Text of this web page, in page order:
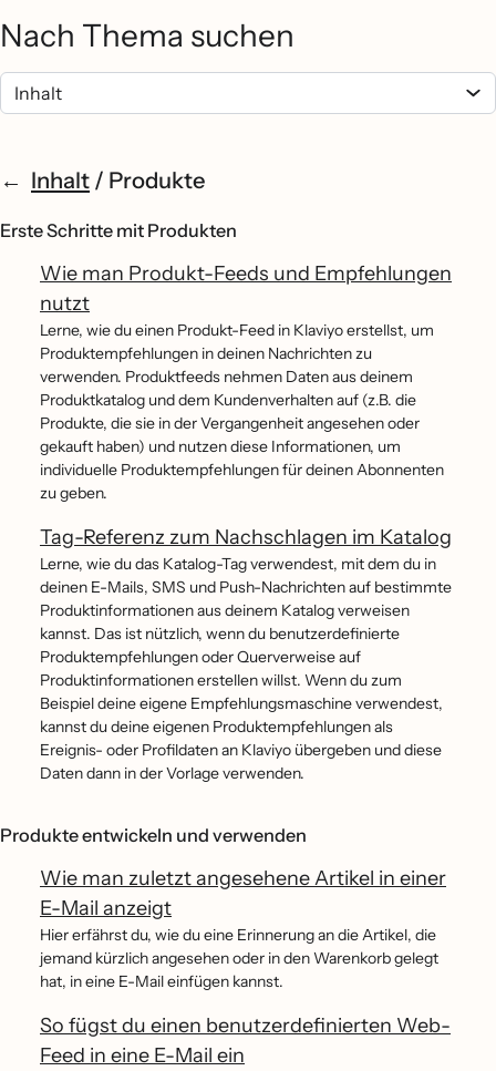
Nach Thema suchen
Inhalt / Produkte
Erste Schritte mit Produkten
Wie man Produkt-Feeds und Empfehlungen
nutzt
Lerne, wie du einen Produkt-Feed in Klaviyo erstellst, um
Produktempfehlungen in deinen Nachrichten zu
verwenden. Produktfeeds nehmen Daten aus deinem
Produktkatalog und dem Kundenverhalten auf (z.B. die
Produkte, die sie in der Vergangenheit angesehen oder
gekauft haben) und nutzen diese Informationen, um
individuelle Produktempfehlungen für deinen Abonnenten
zu geben.
Tag-Referenz zum Nachschlagen im Katalog
Lerne, wie du das Katalog-Tag verwendest, mit dem du in
deinen E-Mails, SMS und Push-Nachrichten auf bestimmte
Produktinformationen aus deinem Katalog verweisen
kannst. Das ist nützlich, wenn du benutzerdefinierte
Produktempfehlungen oder Querverweise auf
Produktinformationen erstellen willst. Wenn du zum
Beispiel deine eigene Empfehlungsmaschine verwendest,
kannst du deine eigenen Produktempfehlungen als
Ereignis- oder Profildaten an Klaviyo übergeben und diese
Daten dann in der Vorlage verwenden.
Produkte entwickeln und verwenden
Wie man zuletzt angesehene Artikel in einer
E-Mail anzeigt
Hier erfährst du, wie du eine Erinnerung an die Artikel, die
jemand kürzlich angesehen oder in den Warenkorb gelegt
hat, in eine E-Mail einfügen kannst.
So fügst du einen benutzerdefinierten Web-
Feed in eine E-Mail ein